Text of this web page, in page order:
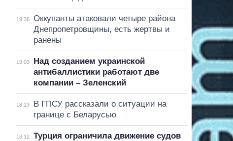
19:36
Оккупанты атаковали четыре района
Днепропетровщины, есть жертвы и
ранены
19:03
Над созданием украинской
антибаллистики работают две
компании – Зеленский
18:23
В ГПСУ рассказали о ситуации на
границе с Беларусью
18:12
Турция ограничила движение судов